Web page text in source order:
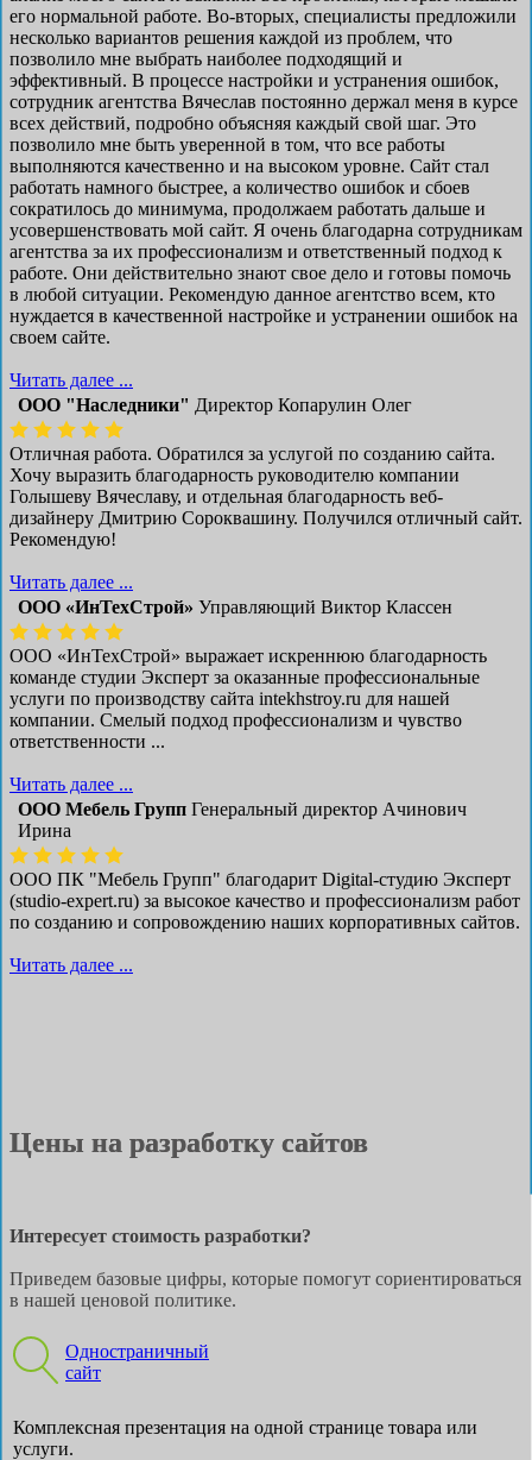
его нормальной работе. Во-вторых, специалисты предложили
несколько вариантов решения каждой из проблем, что
позволило мне выбрать наиболее подходящий и
эффективный. В процессе настройки и устранения ошибок,
сотрудник агентства Вячеслав постоянно держал меня в курсе
всех действий, подробно объясняя каждый свой шаг. Это
позволило мне быть уверенной в том, что все работы
выполняются качественно и на высоком уровне. Сайт стал
работать намного быстрее, а количество ошибок и сбоев
сократилось до минимума, продолжаем работать дальше и
усовершенствовать мой сайт. Я очень благодарна сотрудникам
агентства за их профессионализм и ответственный подход к
работе. Они действительно знают свое дело и готовы помочь
в любой ситуации. Рекомендую данное агентство всем, кто
нуждается в качественной настройке и устранении ошибок на
своем сайте.
Читать далее ...
ООО "Наследники" Директор Копарулин Олег
Отличная работа. Обратился за услугой по созданию сайта.
Хочу выразить благодарность руководителю компании
Голышеву Вячеславу, и отдельная благодарность веб-
дизайнеру Дмитрию Сороквашину. Получился отличный сайт.
Рекомендую!
Читать далее ...
ООО «ИнТехСтрой» Управляющий Виктор Классен
ООО «ИнТехСтрой» выражает искреннюю благодарность
команде студии Эксперт за оказанные профессиональные
услуги по производству сайта intekhstroy.ru для нашей
компании. Смелый подход профессионализм и чувство
ответственности ...
Читать далее ...
ООО Мебель Групп Генеральный директор Ачинович
Ирина
ООО ПК "Мебель Групп" благодарит Digital-студию Эксперт
(studio-expert.ru) за высокое качество и профессионализм работ
по созданию и сопровождению наших корпоративных сайтов.
Читать далее ...
Цены на разработку сайтов
Интересует стоимость разработки?
Приведем базовые цифры, которые помогут сориентироваться
в нашей ценовой политике.
Одностраничный
сайт
Комплексная презентация на одной странице товара или
услуги.